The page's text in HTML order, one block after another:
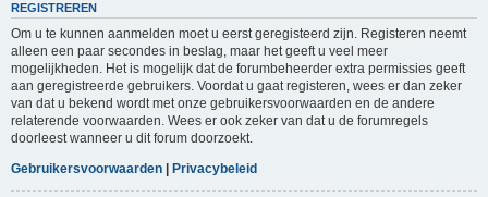
REGISTREREN
Om u te kunnen aanmelden moet u eerst geregisteerd zijn. Registeren neemt
alleen een paar secondes in beslag, maar het geeft u veel meer
mogelijkheden. Het is mogelijk dat de forumbeheerder extra permissies geeft
aan geregistreerde gebruikers. Voordat u gaat registeren, wees er dan zeker
van dat u bekend wordt met onze gebruikersvoorwaarden en de andere
relaterende voorwaarden. Wees er ook zeker van dat u de forumregels
doorleest wanneer u dit forum doorzoekt.
Gebruikersvoorwaarden | Privacybeleid